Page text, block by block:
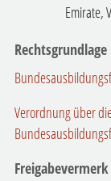
Emirate,
Rechtsgrundlage
Verordnung über
Freigabevermerk